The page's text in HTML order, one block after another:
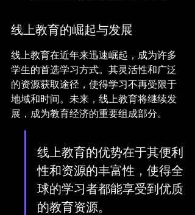
线上教育的崛起与发展
线上教育在近年来迅速崛起，成为许多
学生的首选学习方式。其灵活性和广泛
的资源获取途径，使得学习不再受限于
地域和时间。未来，线上教育将继续发
展，成为教育经济的重要组成部分。
线上教育的优势在于其便利
性和资源的丰富性，使得全
球的学习者都能享受到优质
的教育资源。